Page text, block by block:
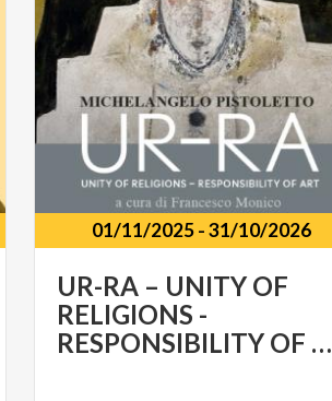
01/11/2025-31/10/2026
UR-RA – UNITY OF
RELIGIONS -
RESPONSIBILITY OF ART